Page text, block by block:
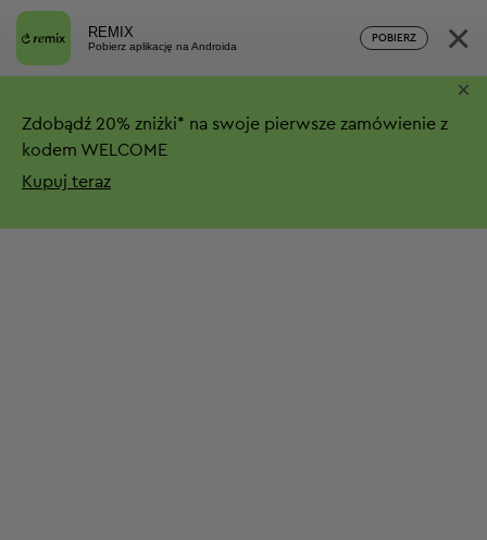
REMIX
Pobierz aplikację na Androida
POBIERZ ×
Zdobądź 20% zniżki* na swoje pierwsze zamówienie z
kodem WELCOME
Kupuj teraz
×